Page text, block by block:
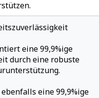
eine 99,9%ige
durch eine robuste
ebenfalls eine 99,9%ige